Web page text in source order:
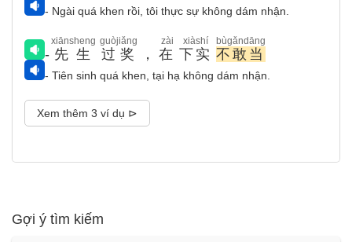
- Ngài quá khen rồi, tôi thực sự không dám nhận.
- 先生
xiānsheng
过奖
guòjiǎng
， 在
zài
下实
xiàshí
不敢当
bùgǎndāng
- Tiên sinh quá khen, tại hạ không dám nhận.
Xem thêm 3 ví dụ ⊳
Gợi ý tìm kiếm